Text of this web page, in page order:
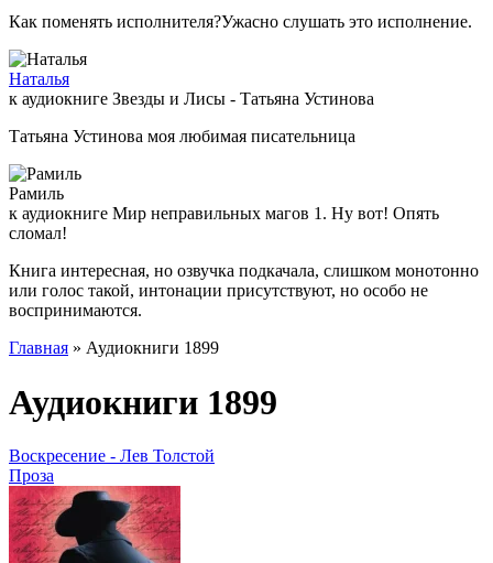
Как поменять исполнителя?Ужасно слушать это исполнение.
Наталья
к аудиокниге Звезды и Лисы - Татьяна Устинова
Татьяна Устинова моя любимая писательница
Рамиль
к аудиокниге Мир неправильных магов 1. Ну вот! Опять
сломал!
Книга интересная, но озвучка подкачала, слишком монотонно
или голос такой, интонации присутствуют, но особо не
воспринимаются.
Главная » Аудиокниги 1899
Аудиокниги 1899
Воскресение - Лев Толстой
Проза